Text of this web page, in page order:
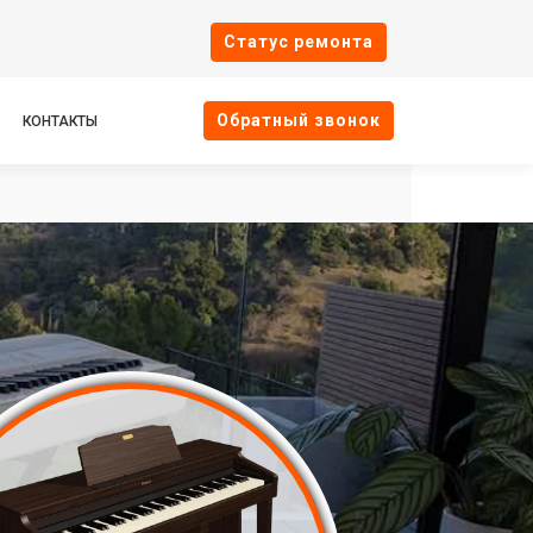
Cтатус ремонта
КОНТАКТЫ Oбратный звонок